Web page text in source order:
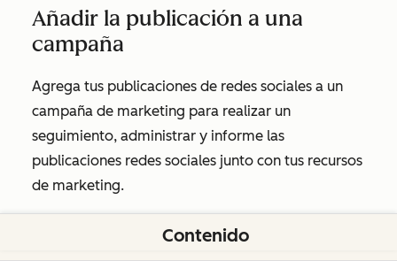
Añadir la publicación a una
campaña
Agrega tus publicaciones de redes sociales a un
campaña de marketing para realizar un
seguimiento, administrar y informe las
publicaciones redes sociales junto con tus recursos
de marketing.
Haz clic para expandir la sección
Contenido